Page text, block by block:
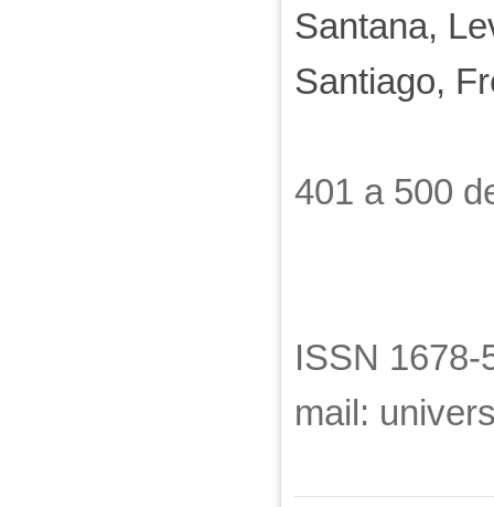
Santana,
Santiago,
401 a 500
ISSN
mail: